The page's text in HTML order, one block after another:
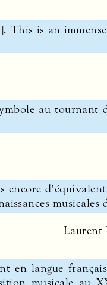
This is an
au tournant
musicales
en langue